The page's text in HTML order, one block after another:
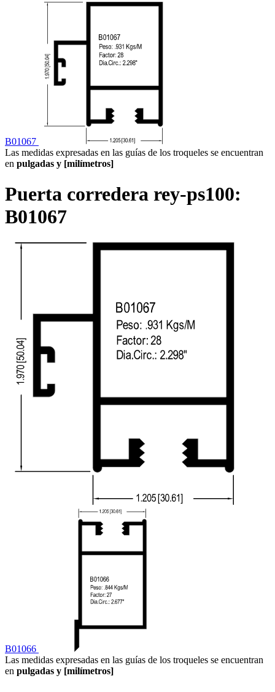
B01067
Las medidas expresadas en las guías de los troqueles se encuentran
en pulgadas y [milímetros]
Puerta corredera rey-ps100:
B01067
B01066
Las medidas expresadas en las guías de los troqueles se encuentran
en pulgadas y [milímetros]